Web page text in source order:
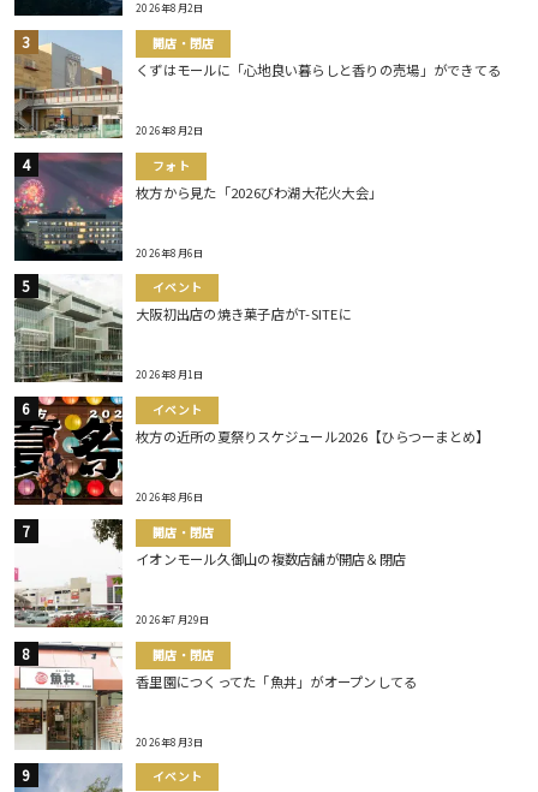
2026年8月2日
開店・閉店
くずはモールに「心地良い暮らしと香りの売場」ができてる
2026年8月2日
フォト
枚方から見た「2026びわ湖大花火大会」
2026年8月6日
イベント
大阪初出店の焼き菓子店がT-SITEに
2026年8月1日
イベント
枚方の近所の夏祭りスケジュール2026【ひらつーまとめ】
2026年8月6日
開店・閉店
イオンモール久御山の複数店舗が開店＆閉店
2026年7月29日
開店・閉店
香里園につくってた「魚丼」がオープンしてる
2026年8月3日
イベント